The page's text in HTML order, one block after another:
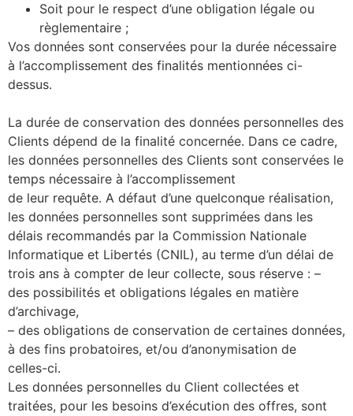
Soit pour le respect d’une obligation légale ou
règlementaire ;
Vos données sont conservées pour la durée nécessaire
à l’accomplissement des finalités mentionnées ci-
dessus.
La durée de conservation des données personnelles des
Clients dépend de la finalité concernée. Dans ce cadre,
les données personnelles des Clients sont conservées le
temps nécessaire à l’accomplissement
de leur requête. A défaut d’une quelconque réalisation,
les données personnelles sont supprimées dans les
délais recommandés par la Commission Nationale
Informatique et Libertés (CNIL), au terme d’un délai de
trois ans à compter de leur collecte, sous réserve : –
des possibilités et obligations légales en matière
d’archivage,
– des obligations de conservation de certaines données,
à des fins probatoires, et/ou d’anonymisation de
celles-ci.
Les données personnelles du Client collectées et
traitées, pour les besoins d’exécution des offres, sont